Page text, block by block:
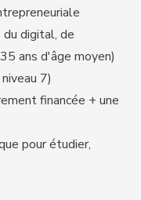
digital, de
ans d'âge moyen)
7)
financée + une
pour étudier,